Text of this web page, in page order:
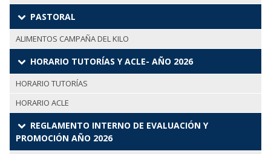
PASTORAL
ALIMENTOS CAMPAÑA DEL KILO
HORARIO TUTORÍAS Y ACLE- AÑO 2026
HORARIO TUTORÍAS
HORARIO ACLE
REGLAMENTO INTERNO DE EVALUACIÓN Y
PROMOCIÓN AÑO 2026